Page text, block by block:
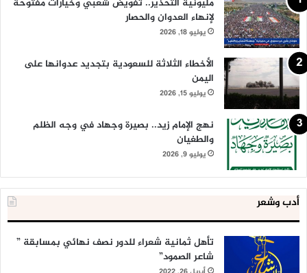
مليونية التحذير.. تفويض شعبي وخيارات مفتوحة
لإنهاء العدوان والحصار
يوليو 18, 2026
الأخطاء الثلاثة للسعودية بتجديد عدوانها على
اليمن
يوليو 15, 2026
نهج الإمام زيد.. بصيرة وجهاد في وجه الظلم
والطغيان
يوليو 9, 2026
أدب وشعر
تأهل ثمانية شعراء للدور نصف نهائي بمسابقة ”
شاعر الصمود”